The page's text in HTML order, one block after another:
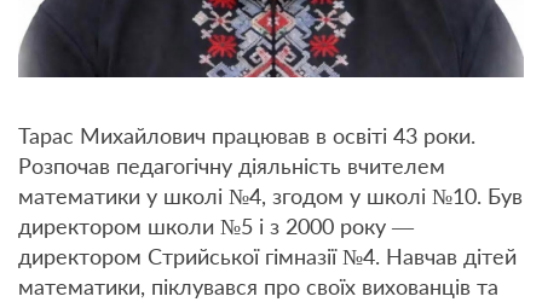
Тарас Михайлович працював в освіті 43 роки.
Розпочав педагогічну діяльність вчителем
математики у школі №4, згодом у школі №10. Був
директором школи №5 і з 2000 року —
директором Стрийської гімназії №4. Навчав дітей
математики, піклувався про своїх вихованців та